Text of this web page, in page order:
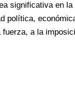
significativa en
a la